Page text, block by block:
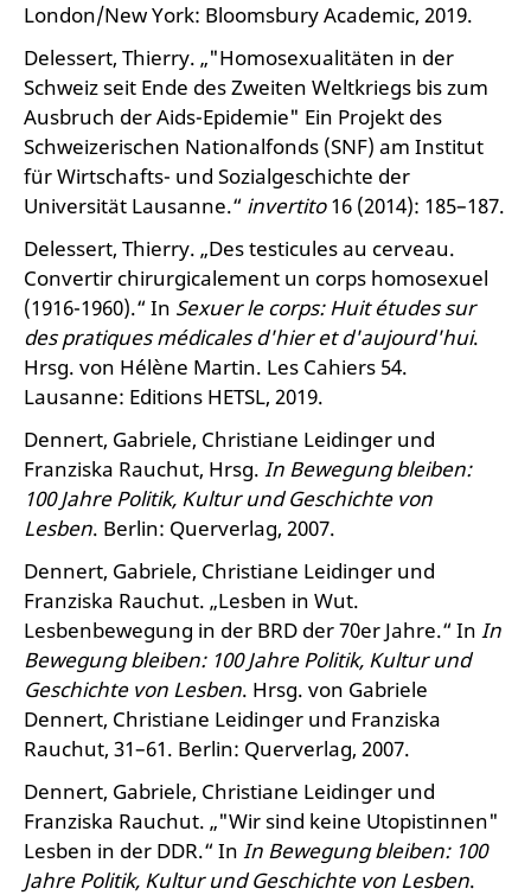
London/New York: Bloomsbury Academic, 2019.
Delessert, Thierry. „"Homosexualitäten in der
Schweiz seit Ende des Zweiten Weltkriegs bis zum
Ausbruch der Aids-Epidemie" Ein Projekt des
Schweizerischen Nationalfonds (SNF) am Institut
für Wirtschafts- und Sozialgeschichte der
Universität Lausanne.“ invertito16 (2014): 185–187.
Delessert, Thierry. „Des testicules au cerveau.
Convertir chirurgicalement un corps homosexuel
(1916-1960).“ In Sexuer le corps: Huit études sur
des pratiques médicales d'hier et d'aujourd'hui.
Hrsg. von Hélène Martin. Les Cahiers 54.
Lausanne: Editions HETSL, 2019.
Dennert, Gabriele, Christiane Leidinger und
Franziska Rauchut, Hrsg. In Bewegung bleiben:
100 Jahre Politik, Kultur und Geschichte von
Lesben. Berlin: Querverlag, 2007.
Dennert, Gabriele, Christiane Leidinger und
Franziska Rauchut. „Lesben in Wut.
Lesbenbewegung in der BRD der 70er Jahre.“ In In
Bewegung bleiben: 100 Jahre Politik, Kultur und
Geschichte von Lesben. Hrsg. von Gabriele
Dennert, Christiane Leidinger und Franziska
Rauchut, 31–61. Berlin: Querverlag, 2007.
Dennert, Gabriele, Christiane Leidinger und
Franziska Rauchut. „"Wir sind keine Utopistinnen"
Lesben in der DDR.“ In In Bewegung bleiben: 100
Jahre Politik, Kultur und Geschichte von Lesben.